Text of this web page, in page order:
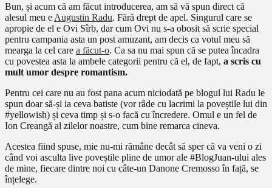
Bun, și acum că am făcut introducerea, am să vă spun direct că
alesul meu e Augustin Radu. Fără drept de apel. Singurul care se
apropie de el e Ovi Sîrb, dar cum Ovi nu s-a obosit să scrie special
pentru campania asta un post amuzant, am decis ca votul meu să
mearga la cel care a făcut-o. Ca sa nu mai spun că se putea încadra
cu povestea asta la ambele categorii pentru că el, de fapt, a scris cu
mult umor despre romantism.
Pentru cei care nu au fost pana acum niciodată pe blogul lui Radu le
spun doar să-și ia ceva batiste (vor râde cu lacrimi la poveștile lui din
#yellowish) și ceva timp și s-o facă cu încredere. Omul e un fel de
Ion Creangă al zilelor noastre, cum bine remarca cineva.
Acestea fiind spuse, mie nu-mi rămâne decât să sper că va veni o zi
când voi asculta live poveștile pline de umor ale #BlogJuan-ului ales
de mine, fiecare dintre noi cu câte-un Danone Cremosso în față, se
înțelege.